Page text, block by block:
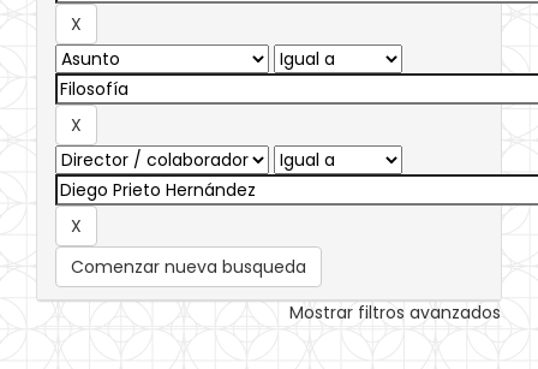
Comenzar nueva busqueda
Mostrar filtros avanzados